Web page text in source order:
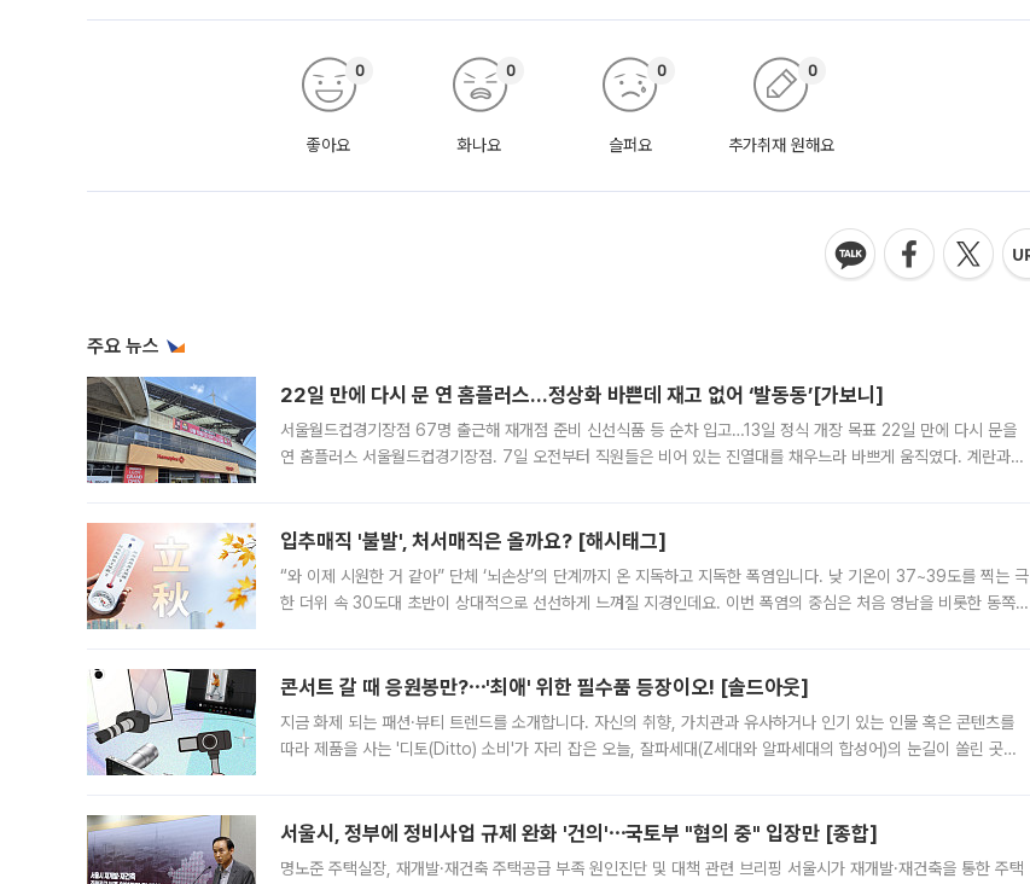
좋아요
0
화나요
0
슬퍼요
0
추가취재 원해요
0
주요 뉴스
22일 만에 다시 문 연 홈플러스…정상화 바쁜데 재고 없어 ‘발동동’[가보니]
서울월드컵경기장점 67명 출근해 재개점 준비 신선식품 등 순차 입고…13일 정식 개장 목표 22일 만에 다시 문을
연 홈플러스 서울월드컵경기장점. 7일 오전부터 직원들은 비어 있는 진열대를 채우느라 바쁘게 움직였다. 계란과
입추매직 '불발', 처서매직은 올까요? [해시태그]
“와 이제 시원한 거 같아” 단체 ‘뇌손상’의 단계까지 온 지독하고 지독한 폭염입니다. 낮 기온이 37~39도를 찍는 극
한 더위 속 30도대 초반이 상대적으로 선선하게 느껴질 지경인데요. 이번 폭염의 중심은 처음 영남을 비롯한 동쪽
콘서트 갈 때 응원봉만?⋯'최애' 위한 필수품 등장이오! [솔드아웃]
지금 화제 되는 패션·뷰티 트렌드를 소개합니다. 자신의 취향, 가치관과 유사하거나 인기 있는 인물 혹은 콘텐츠를
따라 제품을 사는 '디토(Ditto) 소비'가 자리 잡은 오늘, 잘파세대(Z세대와 알파세대의 합성어)의 눈길이 쏠린 곳은
서울시, 정부에 정비사업 규제 완화 '건의'⋯국토부 "협의 중" 입장만 [종합]
명노준 주택실장, 재개발·재건축 주택공급 부족 원인진단 및 대책 관련 브리핑 서울시가 재개발·재건축을 통한 주택